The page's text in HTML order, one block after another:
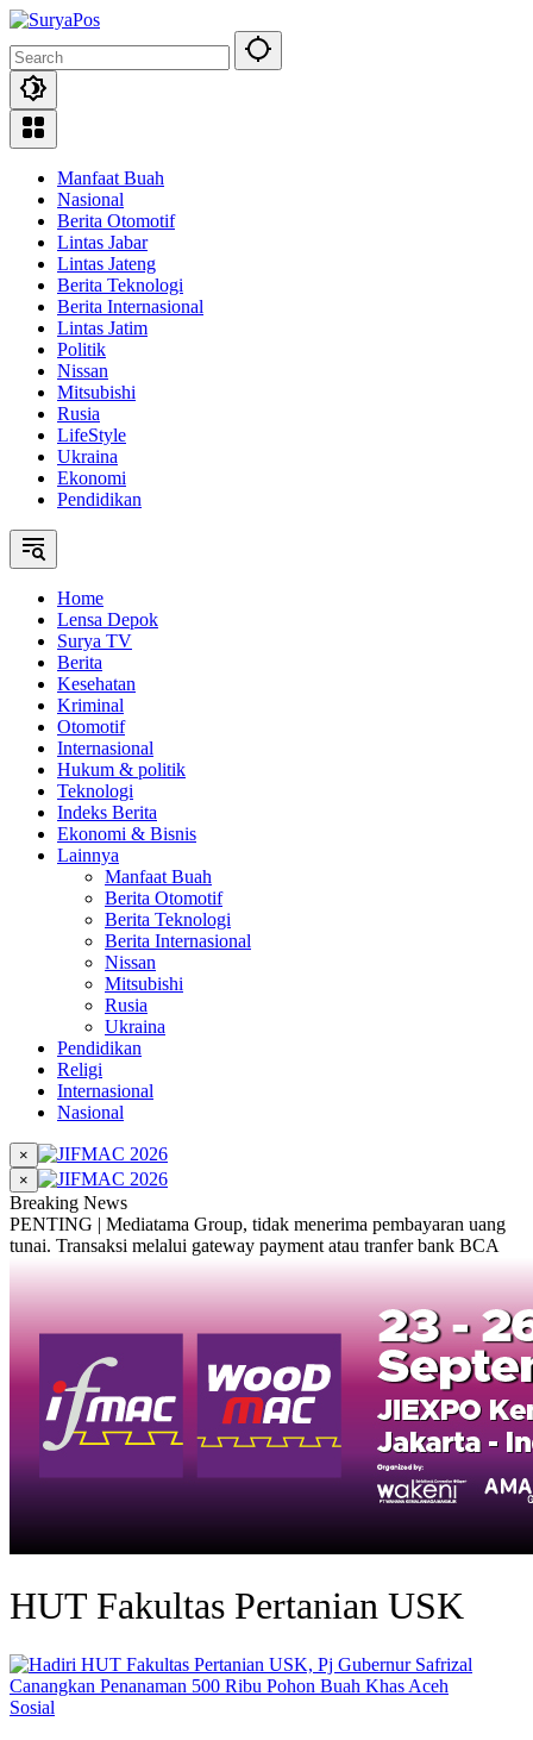
Skip
content
Manfaat Buah
Nasional
Berita Otomotif
Lintas Jabar
Lintas Jateng
Berita Teknologi
Berita Internasional
Lintas Jatim
Politik
Nissan
Mitsubishi
Rusia
LifeStyle
Ukraina
Ekonomi
Pendidikan
Home
Lensa Depok
Surya TV
Berita
Kesehatan
Kriminal
Otomotif
Internasional
Hukum & politik
Teknologi
Indeks Berita
Ekonomi & Bisnis
Lainnya
Manfaat Buah
Berita Otomotif
Berita Teknologi
Berita Internasional
Nissan
Mitsubishi
Rusia
Ukraina
Pendidikan
Religi
Internasional
Nasional
×
×
Breaking News
PENTING | Mediatama Group, tidak menerima pembayaran uang
tunai. Transaksi melalui gateway payment atau tranfer bank BCA
HUT Fakultas Pertanian USK
Sosial